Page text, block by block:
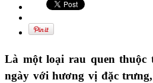
Là một loại rau quen thuộc
ngày với hương vị đặc